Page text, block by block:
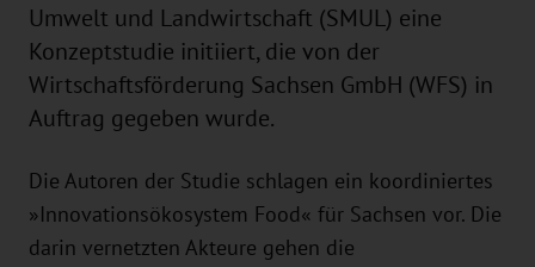
Umwelt und Landwirtschaft (SMUL) eine
Konzeptstudie initiiert, die von der
Wirtschaftsförderung Sachsen GmbH (WFS) in
Auftrag gegeben wurde.
Die Autoren der Studie schlagen ein koordiniertes
»Innovationsökosystem Food« für Sachsen vor. Die
darin vernetzten Akteure gehen die